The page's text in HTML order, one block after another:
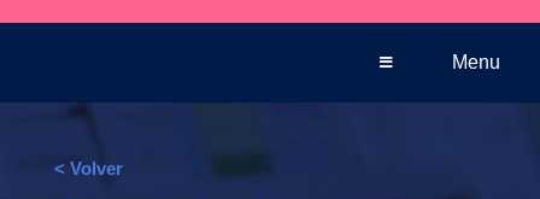
Menu
< Volver